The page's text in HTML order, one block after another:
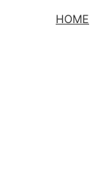
HOME